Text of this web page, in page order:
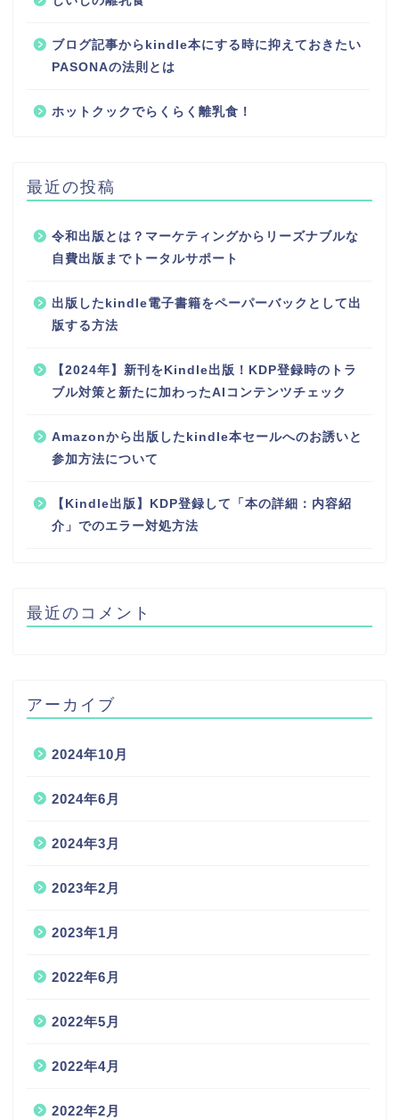
ブログ記事からkindle本にする時に抑えておきたい
PASONAの法則とは
ホットクックでらくらく離乳食！
最近の投稿
令和出版とは？マーケティングからリーズナブルな
自費出版までトータルサポート
出版したkindle電子書籍をペーパーバックとして出
版する方法
【2024年】新刊をKindle出版！KDP登録時のトラ
ブル対策と新たに加わったAIコンテンツチェック
Amazonから出版したkindle本セールへのお誘いと
参加方法について
【Kindle出版】KDP登録して「本の詳細：内容紹
介」でのエラー対処方法
最近のコメント
アーカイブ
2024年10月
2024年6月
2024年3月
2023年2月
2023年1月
2022年6月
2022年5月
2022年4月
2022年2月